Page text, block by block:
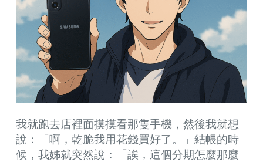
我就跑去店裡面摸摸看那隻手機，然後我就想
說：「啊，乾脆我用花錢買好了。」結帳的時
候，我姊就突然說：「誒，這個分期怎麼那麼